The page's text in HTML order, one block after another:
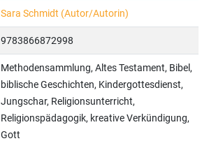
Sara Schmidt (Autor/Autorin)
9783866872998
Methodensammlung, Altes Testament, Bibel,
biblische Geschichten, Kindergottesdienst,
Jungschar, Religionsunterricht,
Religionspädagogik, kreative Verkündigung,
Gott